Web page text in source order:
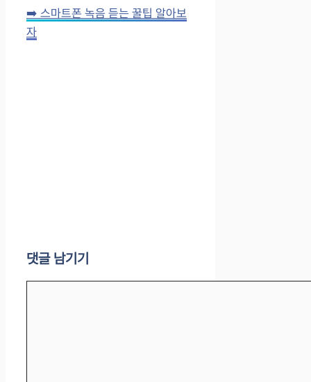
➡️ 스마트폰 녹음 듣는 꿀팁 알아보
자
댓글 남기기